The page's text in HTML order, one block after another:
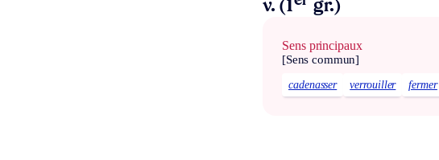
v. (1
gr.)
Sens principaux
[Sens commun]
cadenasser verrouiller fermer